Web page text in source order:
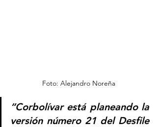
Foto: Alejandro Noreña
“Corbolívar está planeando la
versión número 21 del Desfile